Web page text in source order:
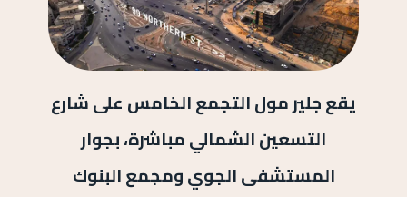
يقع جلير مول التجمع الخامس على شارع
التسعين الشمالي مباشرة، بجوار
المستشفى الجوي ومجمع البنوك